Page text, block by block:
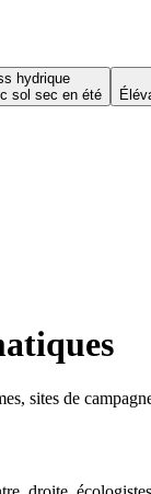
hydrique
sol sec en été
sites de